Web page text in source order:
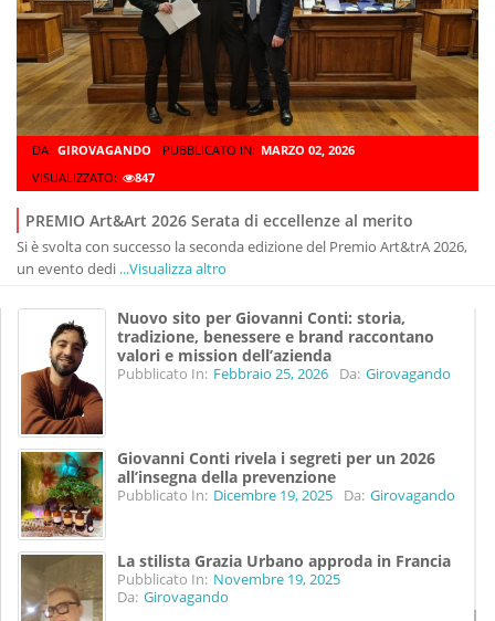
DA: GIROVAGANDO PUBBLICATO IN: MARZO 02, 2026
VISUALIZZATO:
847
PREMIO Art&Art 2026 Serata di eccellenze al merito
Si è svolta con successo la seconda edizione del Premio Art&trA 2026,
un evento dedi ...Visualizza altro
Nuovo sito per Giovanni Conti: storia,
tradizione, benessere e brand raccontano
valori e mission dell’azienda
Pubblicato In: Febbraio 25, 2026 Da: Girovagando
Giovanni Conti rivela i segreti per un 2026
all’insegna della prevenzione
Pubblicato In: Dicembre 19, 2025 Da: Girovagando
La stilista Grazia Urbano approda in Francia
Pubblicato In: Novembre 19, 2025
Da: Girovagando